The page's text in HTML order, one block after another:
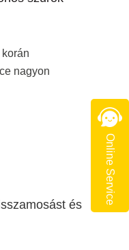
nagyon
és
Online Service